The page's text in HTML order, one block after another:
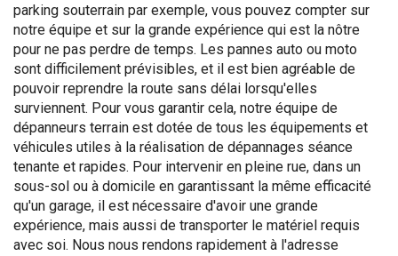
parking souterrain par exemple, vous pouvez compter sur
notre équipe et sur la grande expérience qui est la nôtre
pour ne pas perdre de temps. Les pannes auto ou moto
sont difficilement prévisibles, et il est bien agréable de
pouvoir reprendre la route sans délai lorsqu'elles
surviennent. Pour vous garantir cela, notre équipe de
dépanneurs terrain est dotée de tous les équipements et
véhicules utiles à la réalisation de dépannages séance
tenante et rapides. Pour intervenir en pleine rue, dans un
sous-sol ou à domicile en garantissant la même efficacité
qu'un garage, il est nécessaire d'avoir une grande
expérience, mais aussi de transporter le matériel requis
avec soi. Nous nous rendons rapidement à l'adresse